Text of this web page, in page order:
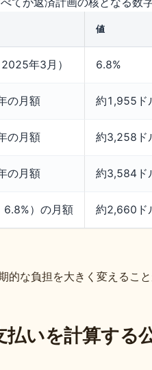
値
年3月） 6.8%
の月額 約1,955ド
の月額 約3,258ド
の月額 約3,584ド
6.8%）の月額 約2,660ド
的な負担を大きく変えるこ
いを計算する